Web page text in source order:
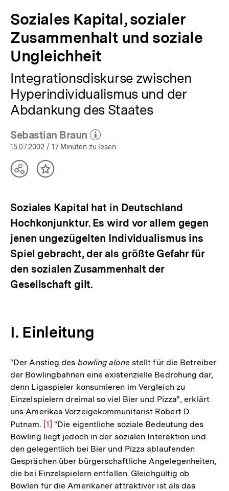
Soziales Kapital, sozialer
Zusammenhalt und soziale
Ungleichheit
Integrationsdiskurse zwischen
Hyperindividualismus und der
Abdankung des Staates
Sebastian Braun
(Mehr zum Autor)
öffnen
15.07.2002 / 17 Minuten zu lesen
TeilenInhalt
Soziales Kapital hat in Deutschland
Hochkonjunktur. Es wird vor allem gegen
jenen ungezügelten Individualismus ins
Spiel gebracht, der als größte Gefahr für
den sozialen Zusammenhalt der
Gesellschaft gilt.
I. Einleitung
"Der Anstieg des bowling alone stellt für die Betreiber
der Bowlingbahnen eine existenzielle Bedrohung dar,
denn Ligaspieler konsumieren im Vergleich zu
Einzelspielern dreimal so viel Bier und Pizza", erklärt
uns Amerikas Vorzeigekommunitarist Robert D.
Putnam. Zur
Auflösung
der
Fußnote
[1] "Die eigentliche soziale Bedeutung des
Bowling liegt jedoch in der sozialen Interaktion und
den gelegentlich bei Bier und Pizza ablaufenden
Gesprächen über bürgerschaftliche Angelegenheiten,
die bei Einzelspielern entfallen. Gleichgültig ob
Bowlen für die Amerikaner attraktiver ist als das